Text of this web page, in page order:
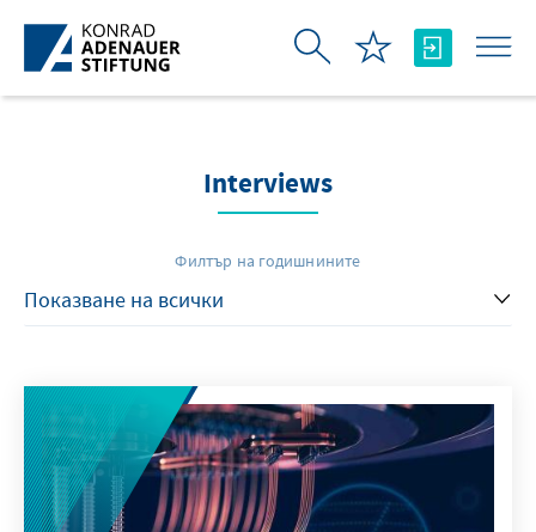
Skip to Main Content
Interviews
Филтър на годишнините